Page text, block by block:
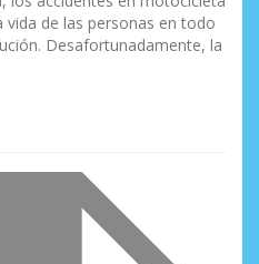
vida de las personas en todo
Desafortunadamente, la